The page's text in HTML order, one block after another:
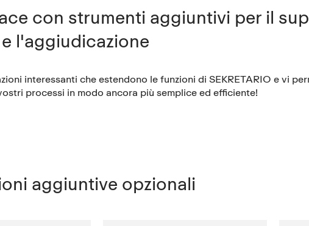
con strumenti aggiuntivi per il
l'aggiudicazione
interessanti che estendono le funzioni di SEKRETARIO e vi
processi in modo ancora più semplice ed efficiente!
aggiuntive opzionali